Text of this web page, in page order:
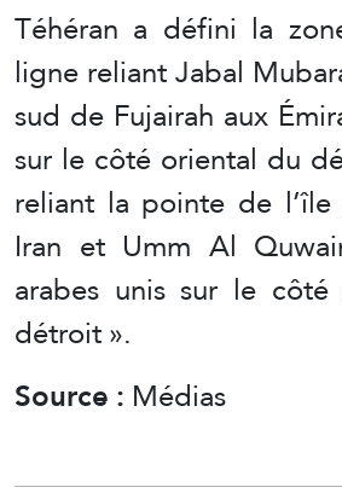
Téhéran a défini la
ligne reliant Jabal
sud de Fujairah aux
sur le côté oriental du
reliant la pointe de
Iran et Umm Al
arabes unis sur le
détroit ».
Source : Médias